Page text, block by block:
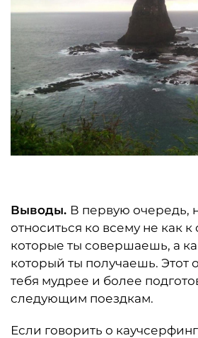
Выводы. В первую очередь,
относиться ко всему не как
которые ты совершаешь, а
который ты получаешь. Этот
тебя мудрее и более
следующим поездкам.
Если говорить о